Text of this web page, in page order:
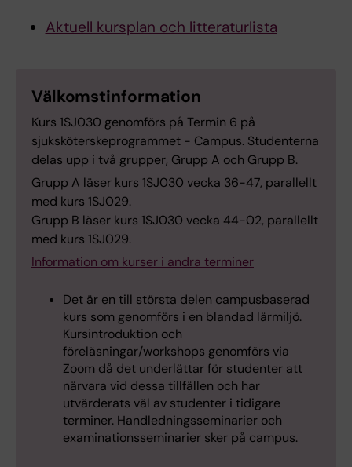
Aktuell kursplan och litteraturlista
Välkomstinformation
Kurs 1SJ030 genomförs på Termin 6 på
sjuksköterskeprogrammet - Campus. Studenterna
delas upp i två grupper, Grupp A och Grupp B.
Grupp A läser kurs 1SJ030 vecka 36-47, parallellt
med kurs 1SJ029.
Grupp B läser kurs 1SJ030 vecka 44-02, parallellt
med kurs 1SJ029.
Information om kurser i andra terminer
Det är en till största delen campusbaserad
kurs som genomförs i en blandad lärmiljö.
Kursintroduktion och
föreläsningar/workshops genomförs via
Zoom då det underlättar för studenter att
närvara vid dessa tillfällen och har
utvärderats väl av studenter i tidigare
terminer. Handledningsseminarier och
examinationsseminarier sker på campus.